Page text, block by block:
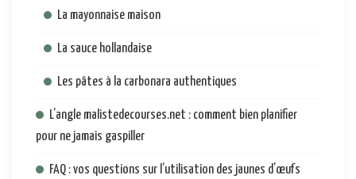
La mayonnaise maison
La sauce hollandaise
Les pâtes à la carbonara authentiques
L’angle malistedecourses.net : comment bien planifier
pour ne jamais gaspiller
FAQ : vos questions sur l’utilisation des jaunes d’œufs